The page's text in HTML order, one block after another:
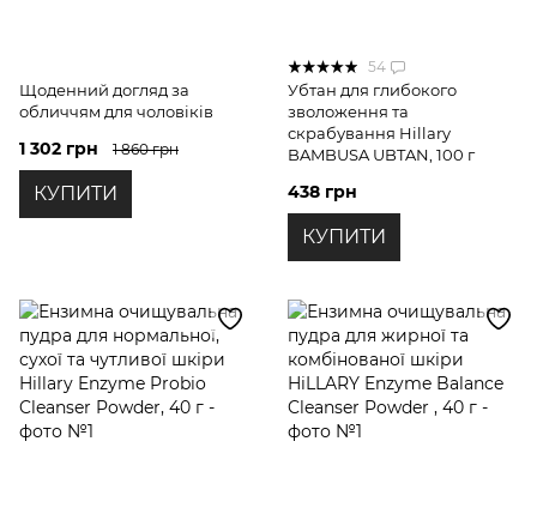
Щоденний догляд за
обличчям для чоловіків
1 302 грн 1 860 грн
КУПИТИ
54
Убтан для глибокого
зволоження та
скрабування Hillary
BAMBUSA UBTAN, 100 г
438 грн
КУПИТИ